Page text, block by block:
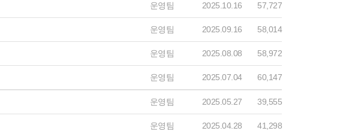
운영팀 2025.10.16 57,727
운영팀 2025.09.16 58,014
운영팀 2025.08.08 58,972
운영팀 2025.07.04 60,147
운영팀 2025.05.27 39,555
운영팀 2025.04.28 41,298